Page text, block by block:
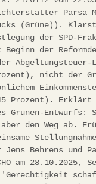
Parsa
(Grüne)).
der SPD-
der
Abgeltungsteuer-
nicht der
Prozent). Erklärt
Grünen-Entwurfs:
den Weg ab.
Behrens und
am 28.10.2025,